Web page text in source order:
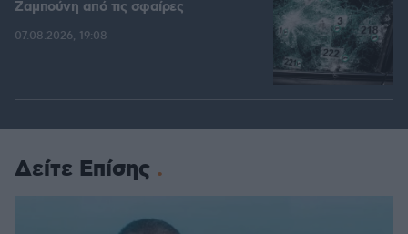
Ζαμπούνη από τις σφαίρες
07.08.2026, 19:08
Δείτε Επίσης